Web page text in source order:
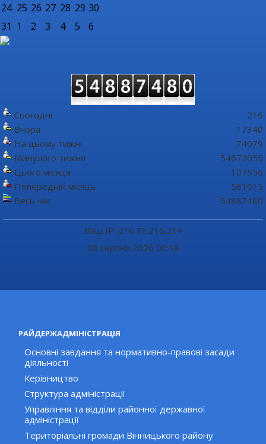
24 25 26 27 28 29 30
31 1 2 3 4 5 6
Сьогодні
Вчора
На цьому тижні
Минулого тижня
Цього місяця
Попередній місяць
Весь час
216
17340
74079
54672055
107556
581015
54887480
Ваш IP: 216.73.216.214
08 серпня 2026 00:18
РАЙДЕРЖАДМІНІСТРАЦІЯ
Основні завдання та нормативно-правові засади
діяльності
Керівництво
Структура адміністрації
Управління та відділи районної державної
адміністрації
Територіальні громади Вінницького району